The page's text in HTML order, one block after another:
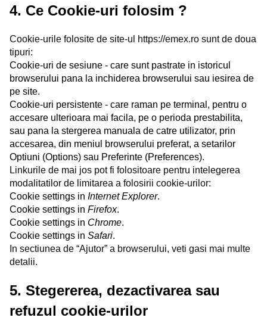
4. Ce Cookie-uri folosim ?
Cookie-urile folosite de site-ul https://emex.ro sunt de doua
tipuri:
Cookie-uri de sesiune - care sunt pastrate in istoricul
browserului pana la inchiderea browserului sau iesirea de
pe site.
Cookie-uri persistente - care raman pe terminal, pentru o
accesare ulterioara mai facila, pe o perioda prestabilita,
sau pana la stergerea manuala de catre utilizator, prin
accesarea, din meniul browserului preferat, a setarilor
Optiuni (Options) sau Preferinte (Preferences).
Linkurile de mai jos pot fi folositoare pentru intelegerea
modalitatilor de limitarea a folosirii cookie-urilor:
Cookie settings in Internet Explorer.
Cookie settings in Firefox.
Cookie settings in Chrome.
Cookie settings in Safari.
In sectiunea de “Ajutor” a browserului, veti gasi mai multe
detalii.
5. Stegererea, dezactivarea sau
refuzul cookie-urilor